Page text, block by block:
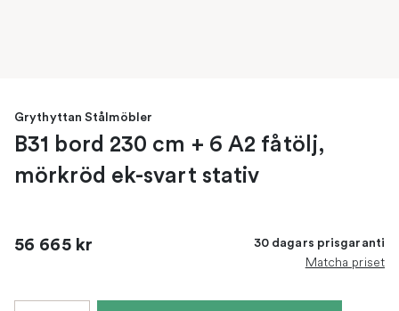
Grythyttan Stålmöbler
B31 bord 230 cm + 6 A2 fåtölj,
mörkröd ek-svart stativ
56 665 kr 30 dagars prisgaranti
Matcha priset